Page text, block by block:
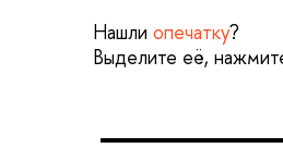
Нашли опечатку?
Выделите её,